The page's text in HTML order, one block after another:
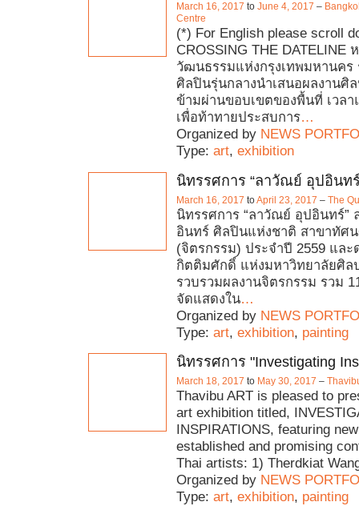
March 16, 2017 to June 4, 2017 –
Centre
(*) For English please scroll
CROSSING THE DATELINE
วัฒนธรรมแห่งกรุงเทพมหานคร
ศิลปินรุ่นกลางนำเสนอผลงานศิ
ข้ามผ่านขอบเขตของพื้นที่ เวล
เพื่อท้าทายประสบการ…
Organized by NEWS
Type: art, exhibition
นิทรรศการ “ลาวัณย์ อุปอินท
March 16, 2017 toApril 23, 2017 – The
นิทรรศการ “ลาวัณย์ อุปอินทร์”
อินทร์ ศิลปินแห่งชาติ สาขาทัศ
(จิตรกรรม) ประจำปี 2559 แล
กิตติมศักดิ์ แห่งมหาวิทยาลัยศิล
รวบรวมผลงานจิตรกรรม รวม
จัดแสดงใน…
Organized by NEWS
Type: art, exhibition, painting
นิทรรศการ "Investigating
March 18, 2017 to May 30, 2017 –
Thavibu ART is pleased to
art exhibition titled,
INSPIRATIONS, featuring
established and promising
Thai artists: 1) Therdkiat
Organized by NEWS
Type: art, exhibition, painting